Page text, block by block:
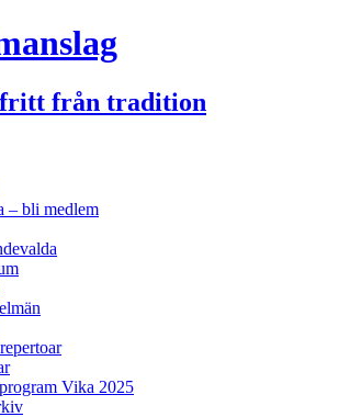
från tradition
– bli medlem
Vika 2025